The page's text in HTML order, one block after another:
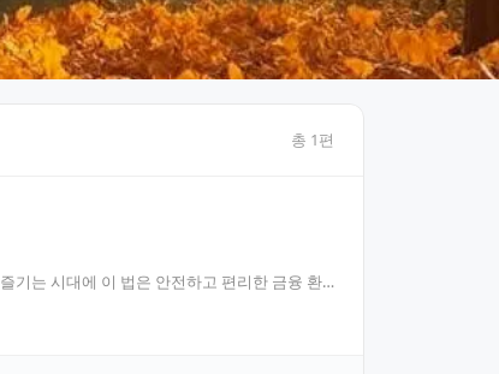
총 1편
기는 시대에 이 법은 안전하고 편리한 금융 환